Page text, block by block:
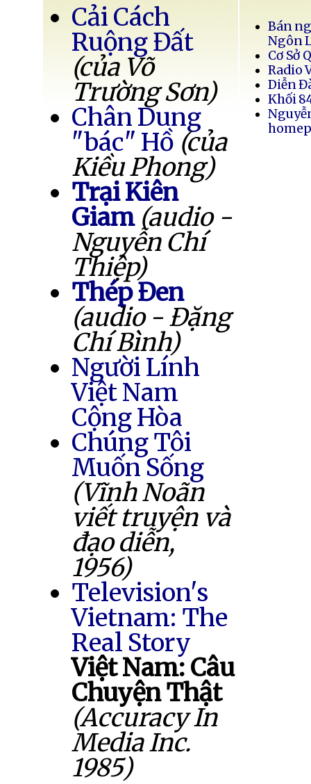
Cải Cách
Ruộng Đất
(của Võ
Trường Sơn)
Chân Dung
"bác" Hồ (của
Kiều Phong)
Trại Kiên
Giam (audio -
Nguyễn Chí
Thiệp)
Thép Đen
(audio - Đặng
Chí Bình)
Người Lính
Việt Nam
Cộng Hòa
Chúng Tôi
Muốn Sống
(Vĩnh Noãn
viết truyện và
đạo diễn,
1956)
Television's
Vietnam: The
Real Story
Việt Nam: Câu
Chuyện Thật
(Accuracy In
Media Inc.
1985)
Bán
Ngôn
Cơ Sở
Radio
Diễn
Khối